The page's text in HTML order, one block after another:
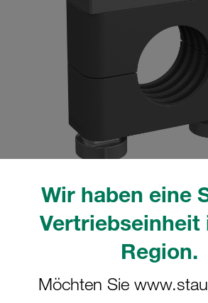
Wir haben eine
Vertriebseinheit
Region.
Möchten Sie
tatsächlichen Produkt abweichen.
Mehr anzeigen
Komplettschelle Schwere
4S Ø26,9mm Polyamid